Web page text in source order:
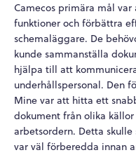
Camecos primära mål
funktioner och förbättra
schemaläggare. De
kunde sammanställa
hjälpa till att
underhållspersonal. Den
Mine var att hitta ett
dokument från olika
arbetsordern. Detta
var väl förberedda innan